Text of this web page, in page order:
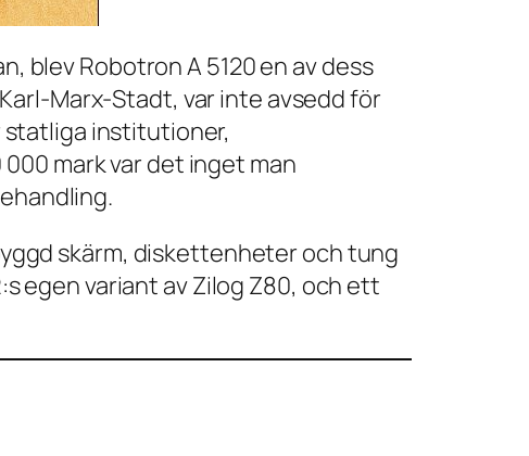
blev Robotron A 5120 en av dess
Marx-Stadt, var inte avsedd för
institutioner,
mark var det inget man
skärm, diskettenheter och tung
egen variant av Zilog Z80, och ett